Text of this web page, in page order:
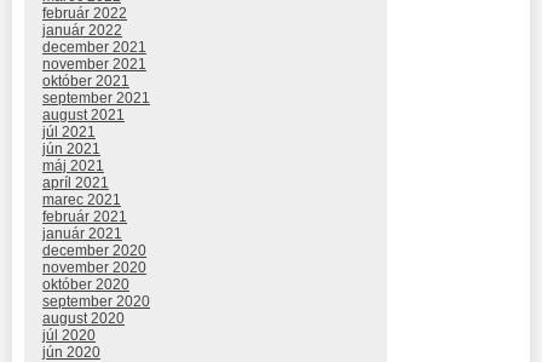
február 2022
január 2022
december 2021
november 2021
október 2021
september 2021
august 2021
júl 2021
jún 2021
máj 2021
apríl 2021
marec 2021
február 2021
január 2021
december 2020
november 2020
október 2020
september 2020
august 2020
júl 2020
jún 2020